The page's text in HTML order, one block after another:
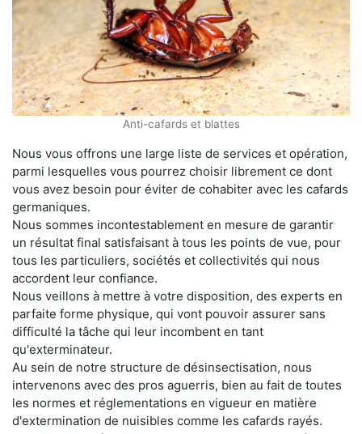
Anti-cafards et blattes
Nous vous offrons une large liste de services et opération,
parmi lesquelles vous pourrez choisir librement ce dont
vous avez besoin pour éviter de cohabiter avec les cafards
germaniques.
Nous sommes incontestablement en mesure de garantir
un résultat final satisfaisant à tous les points de vue, pour
tous les particuliers, sociétés et collectivités qui nous
accordent leur confiance.
Nous veillons à mettre à votre disposition, des experts en
parfaite forme physique, qui vont pouvoir assurer sans
difficulté la tâche qui leur incombent en tant
qu'exterminateur.
Au sein de notre structure de désinsectisation, nous
intervenons avec des pros aguerris, bien au fait de toutes
les normes et réglementations en vigueur en matière
d'extermination de nuisibles comme les cafards rayés.